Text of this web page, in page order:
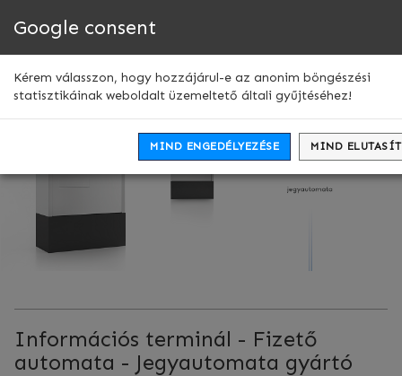
Információs terminál - Fizető
automata - Jegyautomata gyártó
Google consent
Kérem válasszon, hogy hozzájárul-e az anonim böngészési
statisztikáinak weboldalt üzemeltető általi gyűjtéséhez!
MIND ENGEDÉLYEZÉSE MIND